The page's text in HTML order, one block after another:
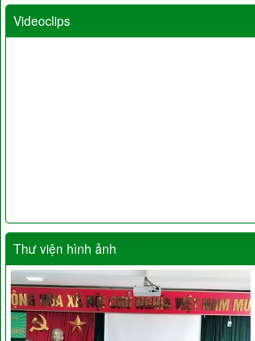
Videoclips
Thư viện hình ảnh